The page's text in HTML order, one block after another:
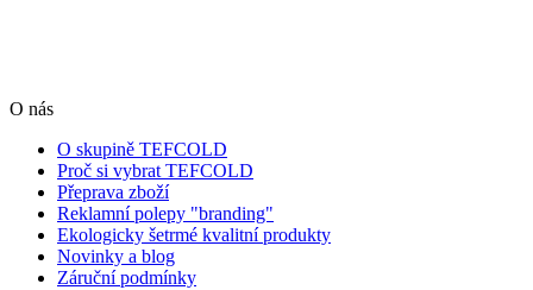
O nás
O skupině TEFCOLD
Proč si vybrat TEFCOLD
Přeprava zboží
Reklamní polepy "branding"
Ekologicky šetrmé kvalitní produkty
Novinky a blog
Záruční podmínky